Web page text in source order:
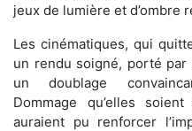
jeux de lumière et d’ombre
Les cinématiques, qui
un rendu soigné, porté
un doublage
Dommage qu’elles
auraient pu renforcer